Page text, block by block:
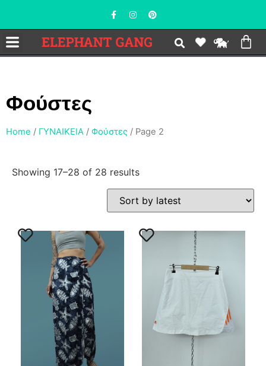
Φούστες
Home / ΓΥΝΑΙΚΕΙΑ / Φούστες / Page 2
Showing 17–28 of 28 results